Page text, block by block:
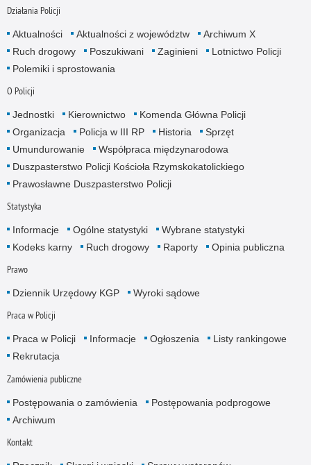
Działania Policji
Aktualności Aktualności z województw
Archiwum X
Ruch drogowy
Poszukiwani Zaginieni
Lotnictwo Policji
Polemiki i sprostowania
O Policji
Jednostki Kierownictwo
Komenda Główna Policji
Organizacja
Policja w III RP Historia
Sprzęt
Umundurowanie
Współpraca międzynarodowa
Duszpasterstwo Policji Kościoła Rzymskokatolickiego
Prawosławne Duszpasterstwo Policji
Statystyka
Informacje Ogólne statystyki
Wybrane statystyki
Kodeks karny
Ruch drogowy Raporty Opinia publiczna
Prawo
Dziennik Urzędowy KGP Wyroki sądowe
Praca w Policji
Praca w Policji Informacje Ogłoszenia
Listy rankingowe
Rekrutacja
Zamówienia publiczne
Postępowania o zamówienia
Postępowania podprogowe
Archiwum
Kontakt